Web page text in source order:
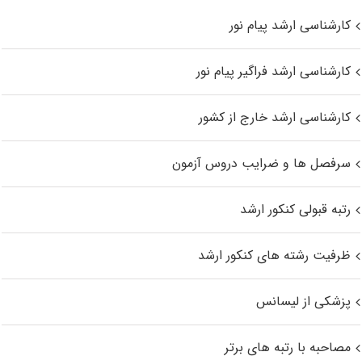
کارشناسی ارشد پیام نور
کارشناسی ارشد فراگیر پیام نور
کارشناسی ارشد خارج از کشور
سرفصل ها و ضرایب دروس آزمون
رتبه قبولی کنکور ارشد
ظرفیت رشته های کنکور ارشد
پزشکی از لیسانس
مصاحبه با رتبه های برتر